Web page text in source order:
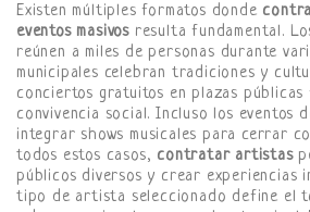
Existen múltiples formatos donde
eventos masivos resulta fundamental.
reúnen a miles de personas durante
municipales celebran tradiciones y
conciertos gratuitos en plazas
convivencia social. Incluso los eventos
integrar shows musicales para cerrar
todos estos casos, contratar artistas
públicos diversos y crear experiencias
tipo de artista seleccionado define el